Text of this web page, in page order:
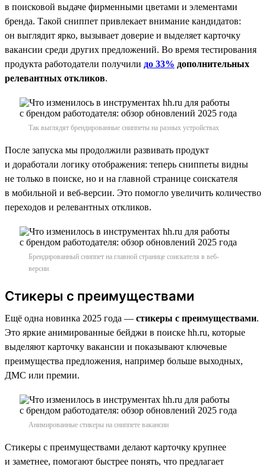
в поисковой выдаче фирменными цветами и элементами
бренда. Такой сниппет привлекает внимание кандидатов:
он выглядит ярко, вызывает доверие и выделяет карточку
вакансии среди других предложений. Во время тестирования
продукта работодатели получили до 33% дополнительных
релевантных откликов.
Так выглядят брендированные сниппеты на разных устройствах
После запуска мы продолжили развивать продукт
и доработали логику отображения: теперь сниппеты видны
не только в поиске, но и на главной странице соискателя
в мобильной и веб-версии. Это помогло увеличить количество
переходов и релевантных откликов.
Брендированный сниппет на главной странице соискателя в веб-
версии
Стикеры с преимуществами
Ещё одна новинка 2025 года — стикеры с преимуществами.
Это яркие анимированные бейджи в поиске hh.ru, которые
выделяют карточку вакансии и показывают ключевые
преимущества предложения, например больше выходных,
ДМС или премии.
Анимированные стикеры на сниппете вакансии
Стикеры с преимуществами делают карточку крупнее
и заметнее, помогают быстрее понять, что предлагает